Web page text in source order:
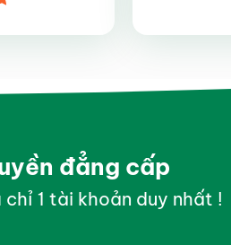
đẳng cấp
1 tài khoản duy nhất !